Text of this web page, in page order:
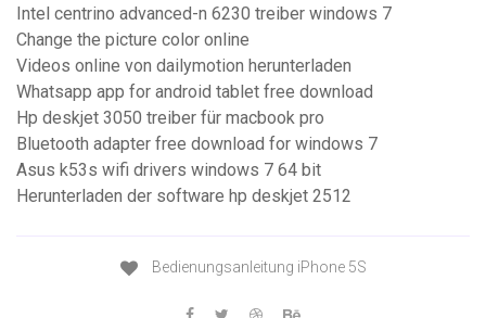
Intel centrino advanced-n 6230 treiber windows 7
Change the picture color online
Videos online von dailymotion herunterladen
Whatsapp app for android tablet free download
Hp deskjet 3050 treiber für macbook pro
Bluetooth adapter free download for windows 7
Asus k53s wifi drivers windows 7 64 bit
Herunterladen der software hp deskjet 2512
Bedienungsanleitung iPhone 5S